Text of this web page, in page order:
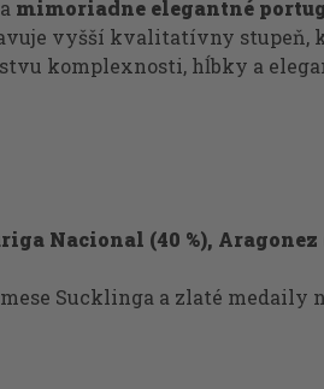
mimoriadne elegantné
vyšší kvalitatívny stupeň,
komplexnosti, hĺbky a
Nacional (40 %), Aragonez
Sucklinga a zlaté medaily